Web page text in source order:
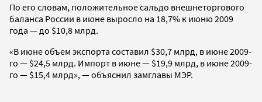
По его словам, положительное сальдо внешнеторгового
баланса России в июне выросло на 18,7% к июню 2009
года — до $10,8 млрд.
«В июне объем экспорта составил $30,7 млрд, в июне 2009-
го — $24,5 млрд. Импорт в июне — $19,9 млрд, в июне 2009-
го — $15,4 млрд», — объяснил замглавы МЭР.